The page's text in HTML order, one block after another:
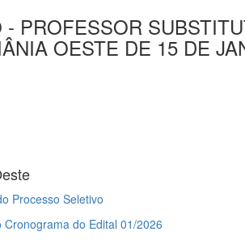
PROFESSOR
OESTE DE 15 DE
Processo Seletivo
Cronograma do Edital 01/2026